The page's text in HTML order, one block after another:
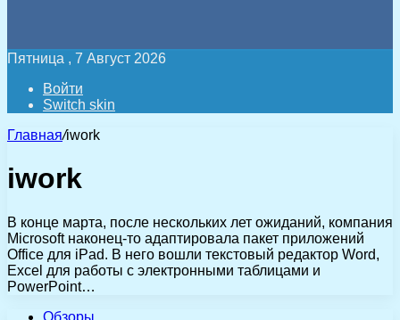
Пятница , 7 Август 2026
Войти
Switch skin
Главная/iwork
iwork
В конце марта, после нескольких лет ожиданий, компания
Microsoft наконец-то адаптировала пакет приложений
Office для iPad. В него вошли текстовый редактор Word,
Excel для работы с электронными таблицами и
PowerPoint…
Обзоры